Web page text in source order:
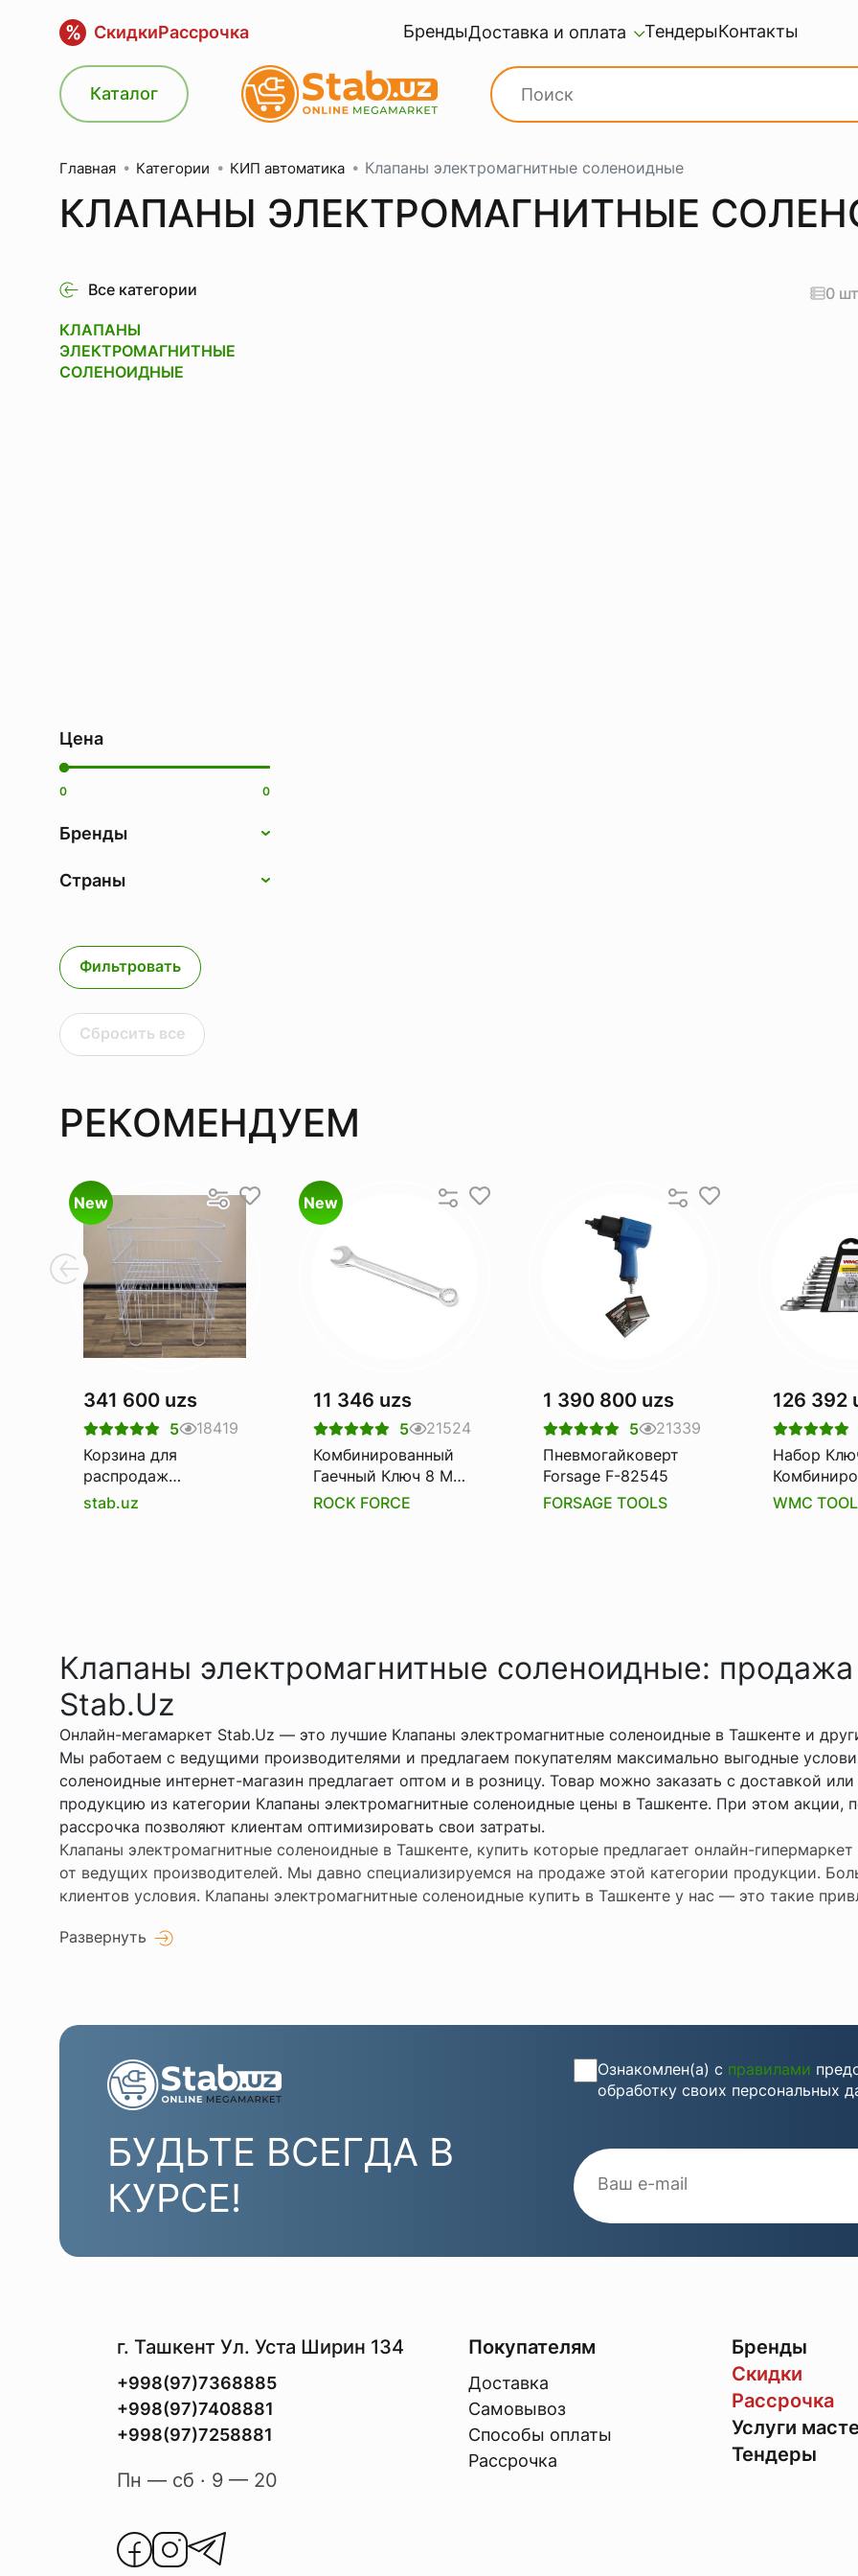
% СкидкиРассрочка БрендыДоставка и оплата ТендерыКонтакты
Каталог
Главная Категории КИП автоматика Клапаны электромагнитные соленоидные
КЛАПАНЫ ЭЛЕКТРОМАГНИТНЫЕ
Все категории
КЛАПАНЫ
ЭЛЕКТРОМАГНИТНЫЕ
СОЛЕНОИДНЫЕ
Цена
0 0
Бренды
Страны
Фильтровать
Сбросить все
0 шт
РЕКОМЕНДУЕМ
New
341 600 uzs
5
18419
Корзина для
распродаж
(Корзина-
stab.uz
New
11 346 uzs
5
21524
Комбинированный
Гаечный Ключ 8 Мм.
Rockforce Rf-75508
ROCK FORCE
1 390 800 uzs
5
21339
Пневмогайковерт
Forsage F-82545
FORSAGE TOOLS
126 392
Набор
12пр. В
WMC
Клапаны электромагнитные соленоидные: продажа
Stab.Uz
Онлайн-мегамаркет Stab.Uz — это лучшие Клапаны электромагнитные соленоидные в Ташкенте и
Мы работаем с ведущими производителями и предлагаем покупателям максимально выгодные
соленоидные интернет-магазин предлагает оптом и в розницу. Товар можно заказать с доставкой
продукцию из категории Клапаны электромагнитные соленоидные цены в Ташкенте. При этом акции,
рассрочка позволяют клиентам оптимизировать свои затраты.
Клапаны электромагнитные соленоидные в Ташкенте, купить которые предлагает онлайн-
от ведущих производителей. Мы давно специализируемся на продаже этой категории продукции.
клиентов условия. Клапаны электромагнитные соленоидные купить в Ташкенте у нас — это такие
Развернуть
БУДЬТЕ ВСЕГДА В
КУРСЕ!
Ознакомлен(а) с правилами
обработку своих персональных
г. Ташкент Ул. Уста Ширин 134
+998(97)7368885
+998(97)7408881
+998(97)7258881
Пн — сб · 9 — 20
Покупателям
Доставка
Самовывоз
Способы оплаты
Рассрочка
Бренды
Скидки
Рассрочка
Услуги
Тендеры